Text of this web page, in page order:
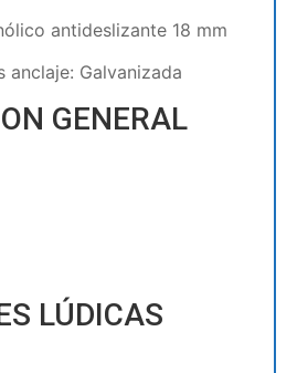
antideslizante 18 mm
anclaje: Galvanizada
GENERAL
LÚDICAS